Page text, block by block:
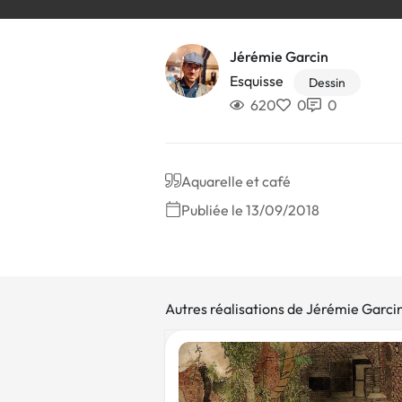
Jérémie Garcin
Esquisse
Dessin
620 0 0
Aquarelle et café
Publiée le 13/09/2018
Autres réalisations de Jérémie